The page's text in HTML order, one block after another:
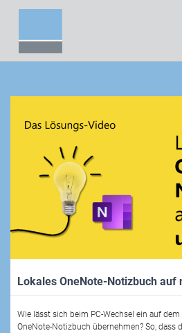
Lokales OneNote-Notizbuch auf
Wie lässt sich beim PC-Wechsel ein auf dem
OneNote-Notizbuch übernehmen? So, dass